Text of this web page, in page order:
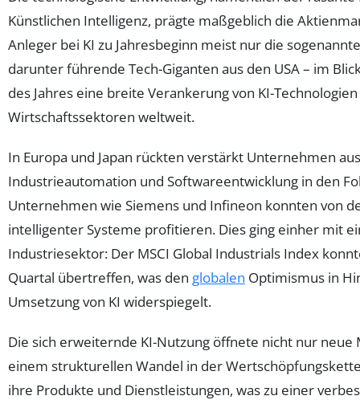
Künstlichen Intelligenz, prägte maßgeblich die
Anleger bei KI zu Jahresbeginn meist nur die
darunter führende Tech-Giganten aus den USA – im
des Jahres eine breite Verankerung von KI-
Wirtschaftssektoren weltweit.
In Europa und Japan rückten verstärkt Unternehmen
Industrieautomation und Softwareentwicklung in den
Unternehmen wie Siemens und Infineon konnten von
intelligenter Systeme profitieren. Dies ging einher mit
Industriesektor: Der MSCI Global Industrials Index
Quartal übertreffen, was den globalen Optimismus in
Umsetzung von KI widerspiegelt.
Die sich erweiternde KI-Nutzung öffnete nicht nur
einem strukturellen Wandel in der
ihre Produkte und Dienstleistungen, was zu einer